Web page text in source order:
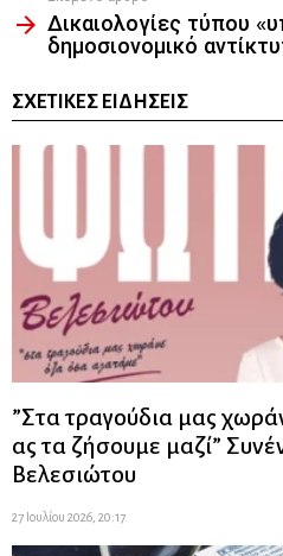
Δικαιολογίες τύπου
δημοσιονομικό
ΣΧΕΤΙΚΈΣ ΕΙΔΉΣΕΙΣ
”Στα τραγούδια μας
ας τα ζήσουμε μαζί”
Βελεσιώτου
27 Ιουλίου 2026, 20:17